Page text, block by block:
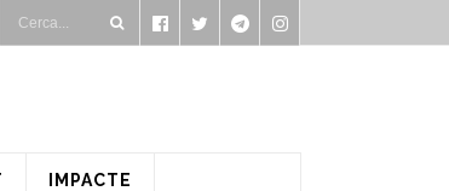
IMPACTE